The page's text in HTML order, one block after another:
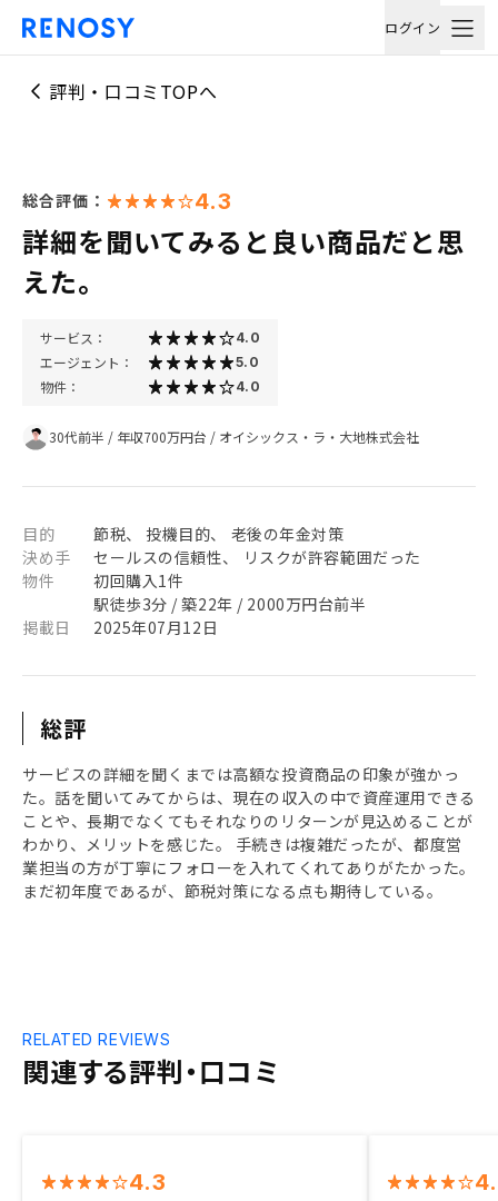
ログイン
評判・口コミTOPへ
総合評価： 4.3
詳細を聞いてみると良い商品だと思
えた。
サービス： 4.0
エージェント： 5.0
物件： 4.0
30代前半 / 年収700万円台 / オイシックス・ラ・大地株式会社
目的
節税、 投機目的、 老後の年金対策
決め手
セールスの信頼性、 リスクが許容範囲だった
物件
初回購入1件
駅徒歩3分 / 築22年 / 2000万円台前半
掲載日
2025年07月12日
総評
サービスの詳細を聞くまでは高額な投資商品の印象が強かっ
た。話を聞いてみてからは、現在の収入の中で資産運用できる
ことや、長期でなくてもそれなりのリターンが見込めることが
わかり、メリットを感じた。 手続きは複雑だったが、都度営
業担当の方が丁寧にフォローを入れてくれてありがたかった。
まだ初年度であるが、節税対策になる点も期待している。
関連する評判・口コミ
RELATED REVIEWS
4.3